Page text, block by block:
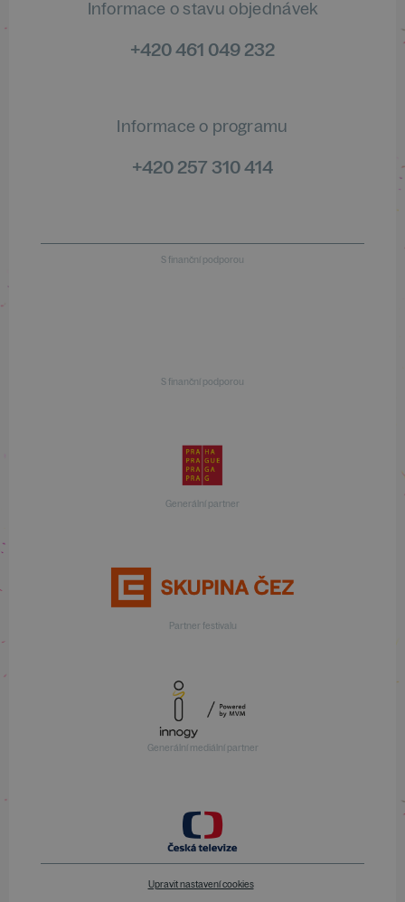
Informace o stavu objednávek
+420 461 049 232
Informace o programu
+420 257 310 414
S finanční podporou
S finanční podporou
Generální partner
Partner festivalu
Generální mediální partner
Upravit nastavení cookies